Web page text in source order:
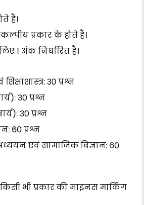
हैं।
प्रकार के होते हैं।
1 अंक निर्धारित है।
30 प्रश्न
30 प्रश्न
30 प्रश्न
60 प्रश्न
एवं सामाजिक विज्ञान: 60
किसी भी प्रकार की माइनस मार्किंग